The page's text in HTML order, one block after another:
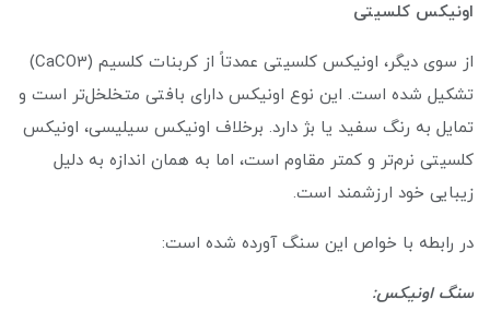
اونیکس کلسیتی
از سوی دیگر، اونیکس کلسیتی عمدتاً از کربنات کلسیم (CaCO3)
تشکیل شده است. این نوع اونیکس دارای بافتی متخلخل‌تر است و
تمایل به رنگ سفید یا بژ دارد. برخلاف اونیکس سیلیسی، اونیکس
کلسیتی نرم‌تر و کمتر مقاوم است، اما به همان اندازه به دلیل
زیبایی خود ارزشمند است.
در رابطه با خواص این سنگ آورده شده است:
سنگ اونیکس: